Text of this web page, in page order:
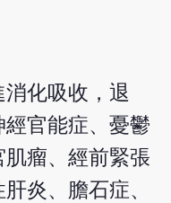
化吸收，退
官能症、憂鬱
瘤、經前緊張
炎、膽石症、